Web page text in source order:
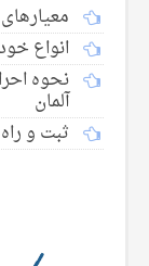
انواع
نحوه
آلمان
ثبت و